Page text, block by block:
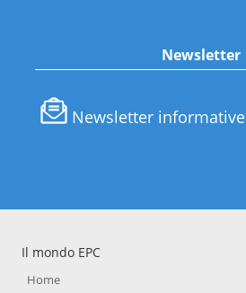
Newsletter
Newsletter informative
Il mondo EPC
Home